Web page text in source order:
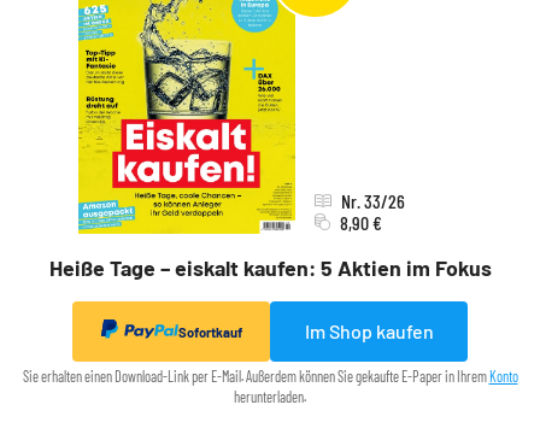
Heiße Tage – eiskalt kaufen: 5 Aktien im Fokus
Nr. 33/26
8,90 €
Sofortkauf Im Shop kaufen
Sie erhalten einen Download-Link per E-Mail. Außerdem können Sie gekaufte E-Paper in Ihrem Konto
herunterladen.